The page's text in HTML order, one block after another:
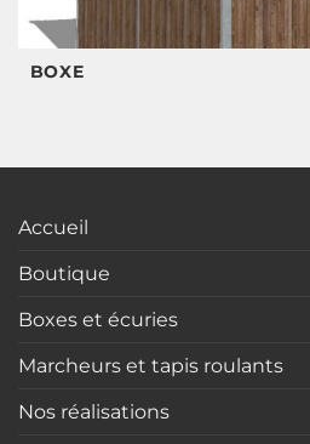
BOXE
Accueil
Boutique
Boxes et écuries
Marcheurs et tapis roulants
Nos réalisations